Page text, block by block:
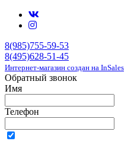
8(985)755-59-53
8(495)628-51-45
Интернет-магазин создан на InSales
Обратный звонок
Имя
Телефон